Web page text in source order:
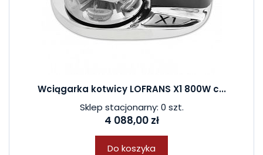
Wciągarka kotwicy LOFRANS X1 800W c...
Sklep stacjonarny: 0 szt.
4 088,00 zł
Do koszyka